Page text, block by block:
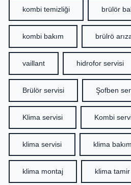
kombi temizliği brülör
kombi bakım brülrö
vaillant hidrofor servisi
Brülör servisi Şofben
Klima servisi Kombi
klima servisi klima
klima montaj klima tamir